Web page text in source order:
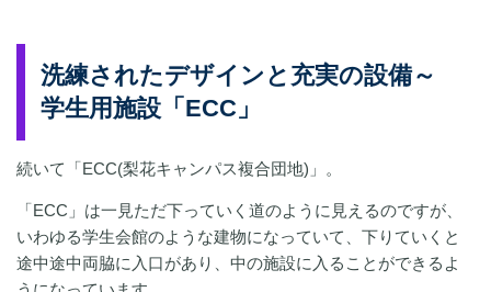
洗練されたデザインと充実の設備～
学生用施設「ECC」
続いて「ECC(梨花キャンパス複合団地)」。
「ECC」は一見ただ下っていく道のように見えるのですが、
いわゆる学生会館のような建物になっていて、下りていくと
途中途中両脇に入口があり、中の施設に入ることができるよ